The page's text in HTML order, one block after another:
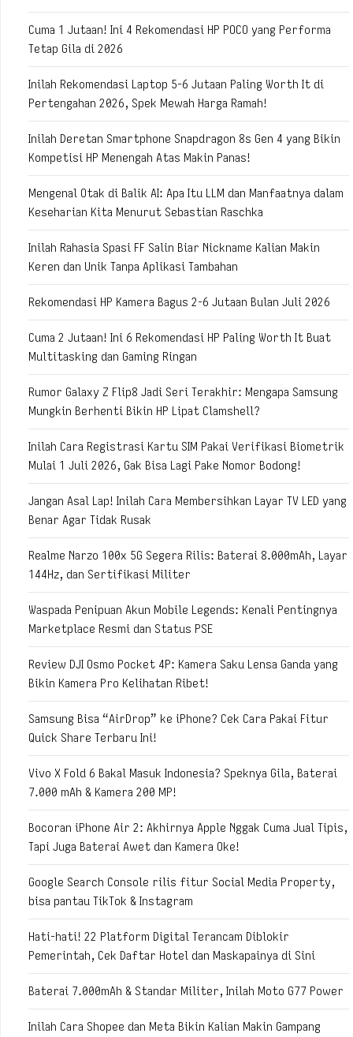
Cuma 1 Jutaan! Ini 4 Rekomendasi HP POCO yang Performa
Tetap Gila di 2026
Inilah Rekomendasi Laptop 5-6 Jutaan Paling Worth It di
Pertengahan 2026, Spek Mewah Harga Ramah!
Inilah Deretan Smartphone Snapdragon 8s Gen 4 yang Bikin
Kompetisi HP Menengah Atas Makin Panas!
Mengenal Otak di Balik AI: Apa Itu LLM dan Manfaatnya dalam
Keseharian Kita Menurut Sebastian Raschka
Inilah Rahasia Spasi FF Salin Biar Nickname Kalian Makin
Keren dan Unik Tanpa Aplikasi Tambahan
Rekomendasi HP Kamera Bagus 2-6 Jutaan Bulan Juli 2026
Cuma 2 Jutaan! Ini 6 Rekomendasi HP Paling Worth It Buat
Multitasking dan Gaming Ringan
Rumor Galaxy Z Flip8 Jadi Seri Terakhir: Mengapa Samsung
Mungkin Berhenti Bikin HP Lipat Clamshell?
Inilah Cara Registrasi Kartu SIM Pakai Verifikasi Biometrik
Mulai 1 Juli 2026, Gak Bisa Lagi Pake Nomor Bodong!
Jangan Asal Lap! Inilah Cara Membersihkan Layar TV LED yang
Benar Agar Tidak Rusak
Realme Narzo 100x 5G Segera Rilis: Baterai 8.000mAh, Layar
144Hz, dan Sertifikasi Militer
Waspada Penipuan Akun Mobile Legends: Kenali Pentingnya
Marketplace Resmi dan Status PSE
Review DJI Osmo Pocket 4P: Kamera Saku Lensa Ganda yang
Bikin Kamera Pro Kelihatan Ribet!
Samsung Bisa “AirDrop” ke iPhone? Cek Cara Pakai Fitur
Quick Share Terbaru Ini!
Vivo X Fold 6 Bakal Masuk Indonesia? Speknya Gila, Baterai
7.000 mAh & Kamera 200 MP!
Bocoran iPhone Air 2: Akhirnya Apple Nggak Cuma Jual Tipis,
Tapi Juga Baterai Awet dan Kamera Oke!
Google Search Console rilis fitur Social Media Property,
bisa pantau TikTok & Instagram
Hati-hati! 22 Platform Digital Terancam Diblokir
Pemerintah, Cek Daftar Hotel dan Maskapainya di Sini
Baterai 7.000mAh & Standar Militer, Inilah Moto G77 Power
Inilah Cara Shopee dan Meta Bikin Kalian Makin Gampang